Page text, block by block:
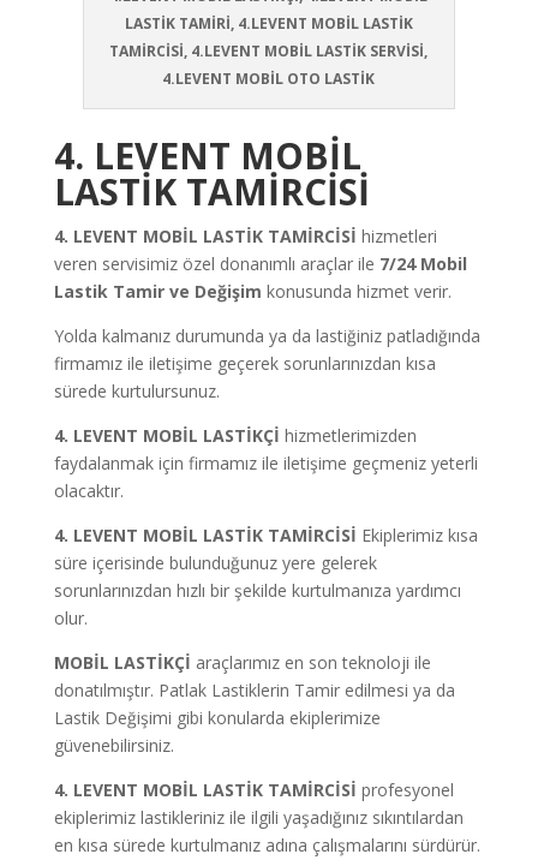
LASTİK TAMİRİ, 4.LEVENT MOBİL LASTİK
TAMİRCİSİ, 4.LEVENT MOBİL LASTİK SERVİSİ,
4.LEVENT MOBİL OTO LASTİK
4. LEVENT MOBİL
LASTİK TAMİRCİSİ
4. LEVENT MOBİL LASTİK TAMİRCİSİ hizmetleri
veren servisimiz özel donanımlı araçlar ile 7/24 Mobil
Lastik Tamir ve Değişim konusunda hizmet verir.
Yolda kalmanız durumunda ya da lastiğiniz patladığında
firmamız ile iletişime geçerek sorunlarınızdan kısa
sürede kurtulursunuz.
4. LEVENT MOBİL LASTİKÇİ hizmetlerimizden
faydalanmak için firmamız ile iletişime geçmeniz yeterli
olacaktır.
4. LEVENT MOBİL LASTİK TAMİRCİSİ Ekiplerimiz kısa
süre içerisinde bulunduğunuz yere gelerek
sorunlarınızdan hızlı bir şekilde kurtulmanıza yardımcı
olur.
MOBİL LASTİKÇİ araçlarımız en son teknoloji ile
donatılmıştır. Patlak Lastiklerin Tamir edilmesi ya da
Lastik Değişimi gibi konularda ekiplerimize
güvenebilirsiniz.
4. LEVENT MOBİL LASTİK TAMİRCİSİ profesyonel
ekiplerimiz lastikleriniz ile ilgili yaşadığınız sıkıntılardan
en kısa sürede kurtulmanız adına çalışmalarını sürdürür.